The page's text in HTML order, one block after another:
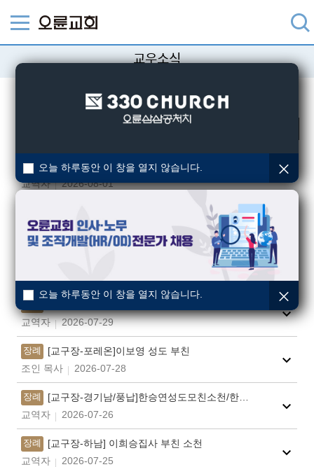
교우소식
성도님들의 다양한 소식을 알려드립니다.
장례
[교회장-하남] 故최화욱권사 소천
교역자
2026-08-01
이슬기(청년10부) · 최은지(청년10부)
오륜교회
2026-07-31
[교구장-경기남]김지선성도(이대희집사)부친 소천
교역자
2026-07-29
장례
[교구장-포레온]이보영 성도 부친
조인 목사
2026-07-28
장례
[교구장-경기남/풍납]한승연성도모친소천/한미정권사(김종학집사)모친
교역자
2026-07-26
장례
[교구장-하남] 이희승집사 부친 소천
교역자
2026-07-25
오늘 하루동안 이 창을 열지 않습니다.
오늘 하루동안 이 창을 열지 않습니다.